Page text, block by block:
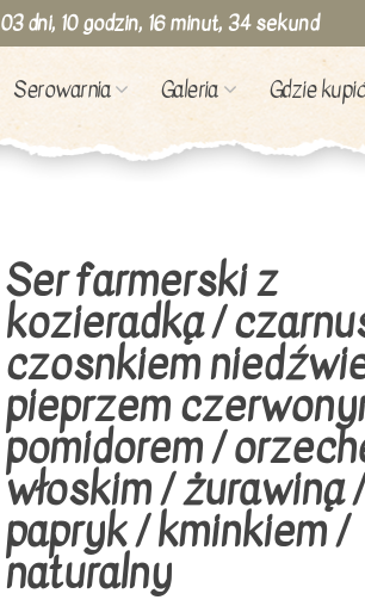
03dni, 10godzin, 16minut, 33sekund
Serowarnia Galeria Gdzie
Ser farmerski z
kozieradką /
czosnkiem
pieprzem
pomidorem /
włoskim / żurawiną
papryk / kminkiem /
naturalny